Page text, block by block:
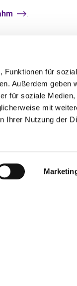
Funktionen für
Außerdem geben
für soziale Medien,
mit
Ihrer Nutzung der
.
40212
T